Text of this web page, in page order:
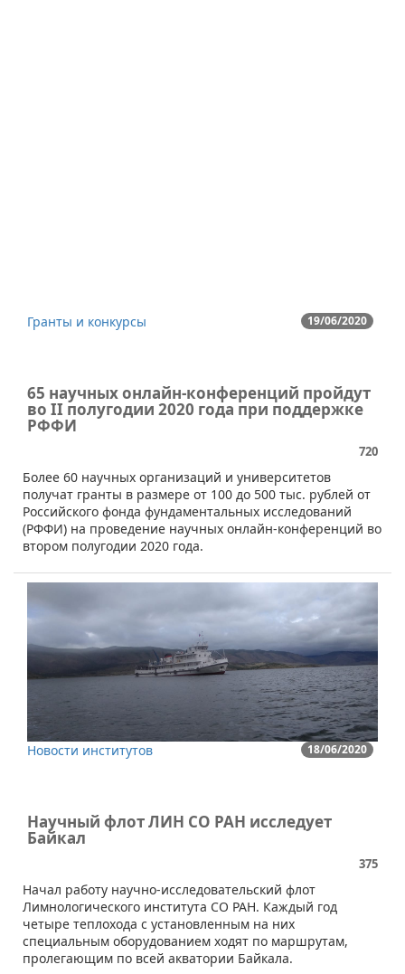
19/06/2020
Гранты и конкурсы
65 научных онлайн-конференций пройдут
во II полугодии 2020 года при поддержке
РФФИ
720
​​Более 60 научных организаций и университетов
получат гранты в размере от 100 до 500 тыс. рублей от
Российского фонда фундаментальных исследований
(РФФИ) на проведение научных онлайн-конференций во
втором полугодии 2020 года.
18/06/2020
Новости институтов
Научный флот ЛИН СО РАН исследует
Байкал
375
​​Начал работу научно-исследовательский флот
Лимнологического института СО РАН. Каждый год
четыре теплохода с установленным на них
специальным оборудованием ходят по маршрутам,
пролегающим по всей акватории Байкала.